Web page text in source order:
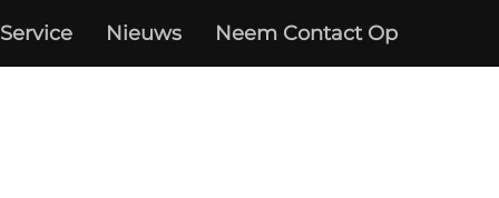
Service Nieuws Neem Contact Op